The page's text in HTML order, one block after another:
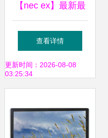
【nec ex】最新最
全nec ex返利优惠
_一淘网 LCD显示
查看详情
更新时间：2026-08-08
03:25:34